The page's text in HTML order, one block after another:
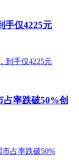
手仅4225元
率跌破50%创